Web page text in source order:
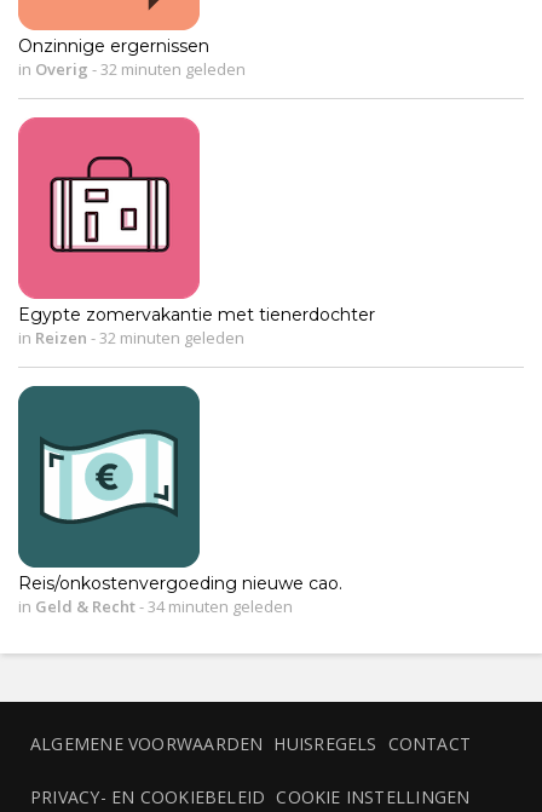
Onzinnige ergernissen
in Overig -32 minuten geleden
Egypte zomervakantie met tienerdochter
in Reizen -32 minuten geleden
Reis/onkostenvergoeding nieuwe cao.
in Geld & Recht-34 minuten geleden
ALGEMENE VOORWAARDEN HUISREGELS CONTACT
PRIVACY- EN COOKIEBELEID COOKIE INSTELLINGEN